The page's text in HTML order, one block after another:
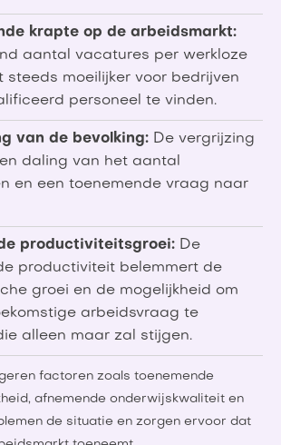
krapte op de arbeidsmarkt:
aantal vacatures per werkloze
steeds moeilijker voor bedrijven
personeel te vinden.
van de bevolking: De vergrijzing
daling van het aantal
en een toenemende vraag naar
productiviteitsgroei: De
productiviteit belemmert de
groei en de mogelijkheid om
arbeidsvraag te
alleen maar zal stijgen.
factoren zoals toenemende
afnemende onderwijskwaliteit en
de situatie en zorgen ervoor dat